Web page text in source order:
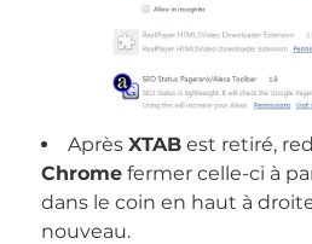
Après XTABest retiré,
Chromefermer celle-ci à
dans le coin en haut à
nouveau.